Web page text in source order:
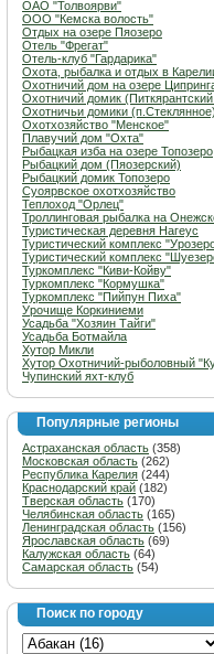
ОАО "Толвоярви"
ООО "Кемска волость"
Отдых на озере Пяозеро
Отель "Фрегат"
Отель-клуб "Гардарика"
Охота, рыбалка и отдых в
Охотничий дом на озере
Охотничий домик
Охотничьи домики (п.Стеклянное)
Охотхозяйство "Менское"
Плавучий дом "Охта"
Рыбацкая изба на озере Топозеро
Рыбацкий дом (Пяозерский)
Рыбацкий домик Топозеро
Суоярвское охотхозяйство
Теплоход "Орлец"
Троллинговая рыбалка на
Туристическая деревня Нагеус
Туристический комплекс
Туристический комплекс
Туркомплекс "Киви-Койву"
Туркомплекс "Кормушка"
Туркомплекс "Пийпун Пиха"
Урочище Коркиниеми
Усадьба "Хозяин Тайги"
Усадьба Ботмайла
Хутор Микли
Хутор Охотничий-рыболовный
Чупинский яхт-клуб
Популярные регионы
Астраханская область (358)
Московская область (262)
Республика Карелия (244)
Краснодарский край (182)
Тверская область (170)
Челябинская область (165)
Ленинградская область (156)
Ярославская область (69)
Калужская область (64)
Самарская область (54)
Поиск по городу